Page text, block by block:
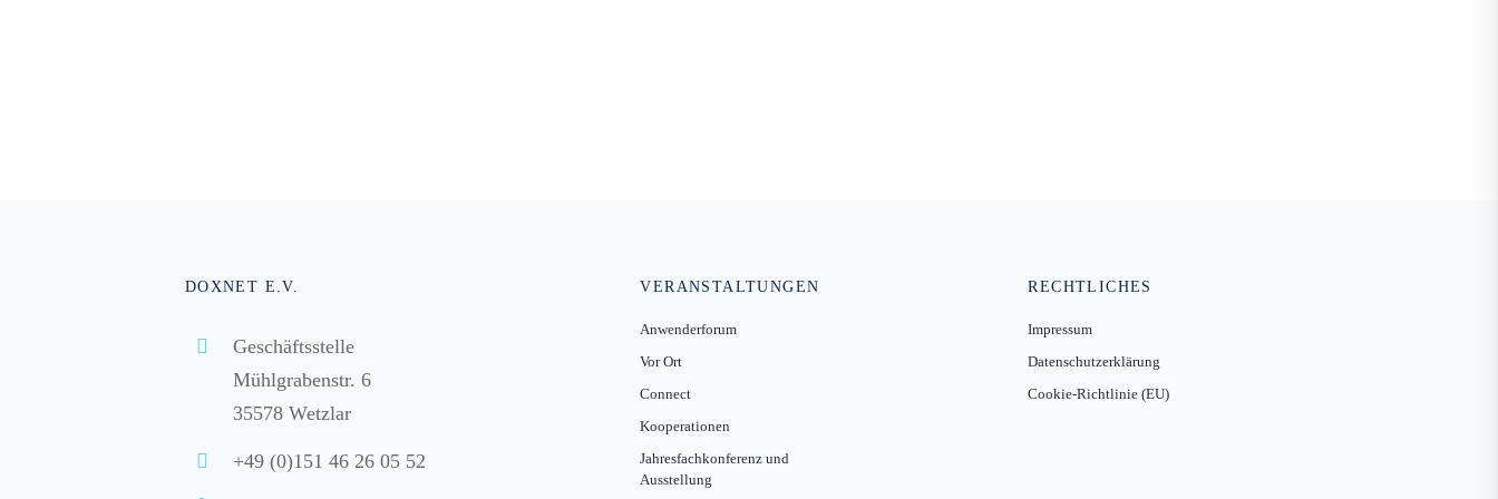
DOXNET E.V.
Geschäftsstelle
Mühlgrabenstr. 6
35578 Wetzlar
+49 (0)151 46 26 05 52
VERANSTALTUNGEN
Anwenderforum
Vor Ort
Connect
Kooperationen
Jahresfachkonferenz und
Ausstellung
RECHTLICHES
Impressum
Datenschutzerklärung
Cookie-Richtlinie (EU)